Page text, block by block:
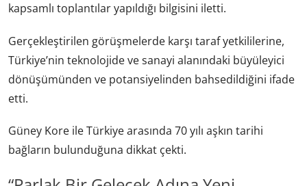
kapsamlı toplantılar yapıldığı bilgisini iletti.
Gerçekleştirilen görüşmelerde karşı taraf yetkililerine,
Türkiye’nin teknolojide ve sanayi alanındaki büyüleyici
dönüşümünden ve potansiyelinden bahsedildiğini ifade
etti.
Güney Kore ile Türkiye arasında 70 yılı aşkın tarihi
bağların bulunduğuna dikkat çekti.